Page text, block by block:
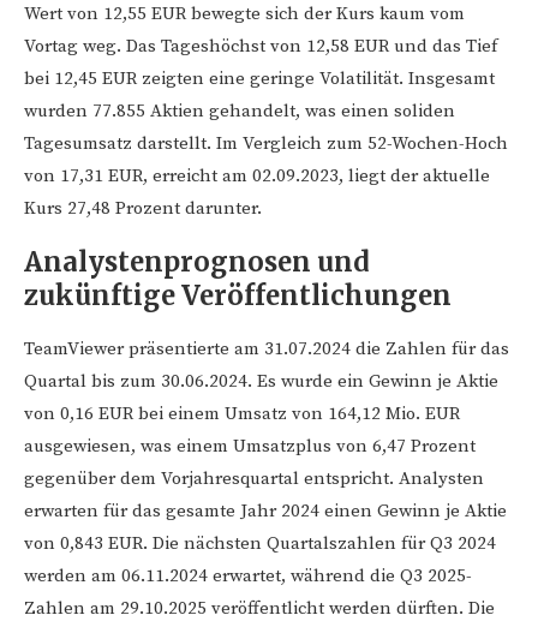
Wert von 12,55 EUR bewegte sich der Kurs kaum vom
Vortag weg. Das Tageshöchst von 12,58 EUR und das Tief
bei 12,45 EUR zeigten eine geringe Volatilität. Insgesamt
wurden 77.855 Aktien gehandelt, was einen soliden
Tagesumsatz darstellt. Im Vergleich zum 52-Wochen-Hoch
von 17,31 EUR, erreicht am 02.09.2023, liegt der aktuelle
Kurs 27,48 Prozent darunter.
Analystenprognosen und
zukünftige Veröffentlichungen
TeamViewer präsentierte am 31.07.2024 die Zahlen für das
Quartal bis zum 30.06.2024. Es wurde ein Gewinn je Aktie
von 0,16 EUR bei einem Umsatz von 164,12 Mio. EUR
ausgewiesen, was einem Umsatzplus von 6,47 Prozent
gegenüber dem Vorjahresquartal entspricht. Analysten
erwarten für das gesamte Jahr 2024 einen Gewinn je Aktie
von 0,843 EUR. Die nächsten Quartalszahlen für Q3 2024
werden am 06.11.2024 erwartet, während die Q3 2025-
Zahlen am 29.10.2025 veröffentlicht werden dürften. Die